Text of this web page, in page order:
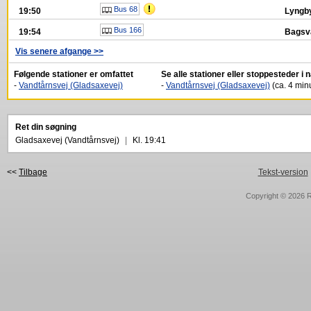
19:50 Bus 68
19:54 Bus 166
Vis senere afgange >>
Følgende stationer er omfattet
- Vandtårnsvej (Gladsaxevej)
Se alle stationer eller stoppesteder i
- Vandtårnsvej (Gladsaxevej) (ca. 4
Ret din søgning
Gladsaxevej (Vandtårnsvej)
Kl. 19:41
<< Tilbage Tekst-version
Copyright © 2026